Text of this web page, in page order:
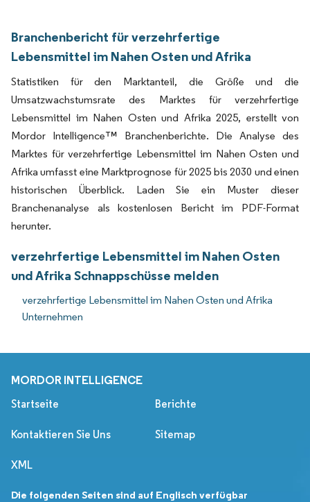
Branchenbericht für verzehrfertige
Lebensmittel im Nahen Osten und Afrika
Statistiken für den Marktanteil, die Größe und die
Umsatzwachstumsrate des Marktes für verzehrfertige
Lebensmittel im Nahen Osten und Afrika 2025, erstellt von
Mordor Intelligence™ Branchenberichte. Die Analyse des
Marktes für verzehrfertige Lebensmittel im Nahen Osten und
Afrika umfasst eine Marktprognose für 2025 bis 2030 und einen
historischen Überblick. Laden Sie ein Muster dieser
Branchenanalyse als kostenlosen Bericht im PDF-Format
herunter.
verzehrfertige Lebensmittel im Nahen Osten
und Afrika Schnappschüsse melden
verzehrfertige Lebensmittel im Nahen Osten und Afrika
Unternehmen
MORDOR INTELLIGENCE
Startseite Berichte
Kontaktieren Sie Uns Sitemap
XML
Die folgenden Seiten sind auf Englisch verfügbar